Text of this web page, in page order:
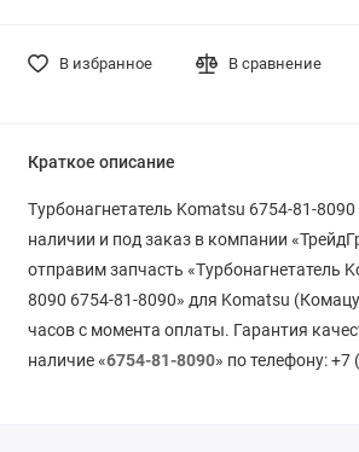
В избранное В сравнение
Краткое описание
Турбонагнетатель Komatsu 6754-81-
наличии и под заказ в компании
отправим запчасть «Турбонагнетатель
8090 6754-81-8090» для Komatsu
часов с момента оплаты. Гарантия
наличие «6754-81-8090» по телефону: +7